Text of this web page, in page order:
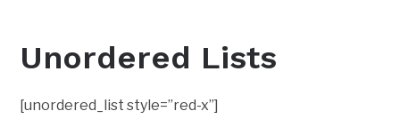
Unordered Lists
[unordered_list style=”red-x”]